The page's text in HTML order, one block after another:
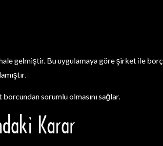
gelmiştir. Bu uygulamaya göre şirket ile borç
sorumlu olmasını sağlar.
Karar